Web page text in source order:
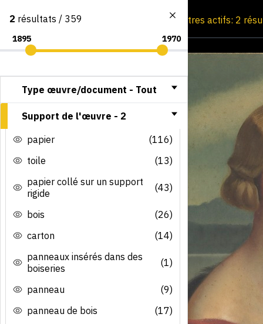
Consultation par image Filtres actifs: 2
2 résultats / 359
Type œuvre/document - Tout
Support de l'œuvre - 2
papier
(116)
toile
(13)
papier collé sur un support
rigide
(43)
bois
(26)
carton
(14)
panneaux insérés dans des
boiseries
(1)
panneau
(9)
panneau de bois
(17)